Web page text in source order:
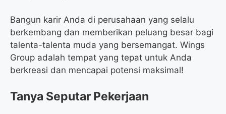
Bangun karir Anda di perusahaan yang selalu
berkembang dan memberikan peluang besar bagi
talenta-talenta muda yang bersemangat. Wings
Group adalah tempat yang tepat untuk Anda
berkreasi dan mencapai potensi maksimal!
Tanya Seputar Pekerjaan